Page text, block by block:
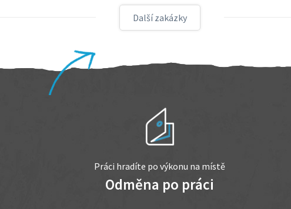
Další zakázky
Práci hradíte po výkonu na místě
Odměna po práci